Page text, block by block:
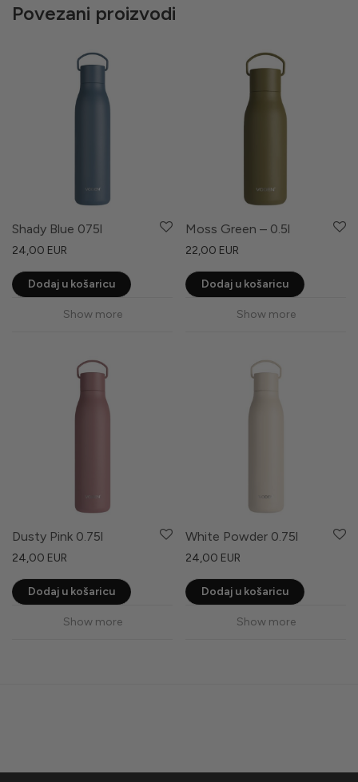
Povezani proizvodi
Shady Blue 075l
24,00 EUR
Dodaj u košaricu
Show more
Moss Green – 0.5l
22,00 EUR
Dodaj u košaricu
Show more
Dusty Pink 0.75l
24,00 EUR
Dodaj u košaricu
Show more
White Powder 0.75l
24,00 EUR
Dodaj u košaricu
Show more